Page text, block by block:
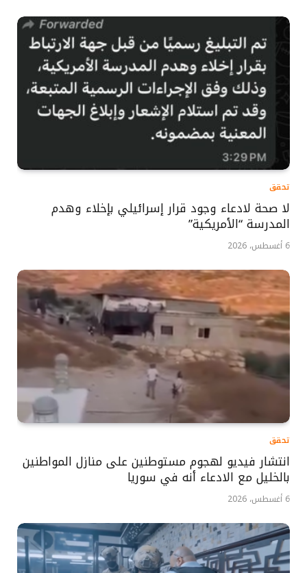
تحقق
لا صحة لادعاء وجود قرار إسرائيلي بإخلاء وهدم
المدرسة “الأمريكية”
6 أغسطس، 2026
تحقق
انتشار فيديو لهجوم مستوطنين على منازل المواطنين
بالخليل مع الادعاء أنه في سوريا
6 أغسطس، 2026